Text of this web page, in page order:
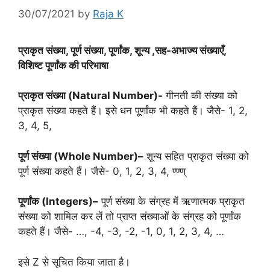
30/07/2021 by Raja K
प्राकृत संख्या,पूर्ण संख्या,पूर्णांक,शून्य,सह-अभाज्य संख्याएँ,
विशिष्ट पूर्णांक की परिभाषा
प्राकृत संख्या (Natural Number)- गीनती की संख्या को
प्राकृत संख्या कहते हैं। इसे धन पूर्णांक भी कहते हैं। जैसे- 1, 2,
3, 4, 5,
पूर्ण संख्या (Whole Number)– शून्य सहित प्राकृत संख्या को
पूर्ण संख्या कहते हैं। जैसे- 0, 1, 2, 3, 4, ण्ण्ण्
पूर्णांक (Integers)– पूर्ण संख्या के संग्रह में ऋणात्मक प्राकृत
संख्या को शामिल कर लें तो प्राप्त संख्याओं के संग्रह को पूर्णांक
कहते हैं। जैसे- …, -4, -3, -2, -1, 0, 1, 2, 3, 4, …
इसे Z से सूचित किया जाता है।